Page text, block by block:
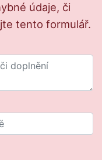
údaje, či
tento formulář.